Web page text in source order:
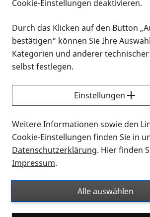
Vorlesen
Alle Infomaterialien in
Formaten an einem Ort
Sie möchten wissen, wie Sie nach
suchen und dieses bestellen bzw.
können? Schauen Sie sich die
Thema Infomaterial auf der PRO
für blinde und sehbehinderte
Auf dieser Seite finden Sie
Ort. Nutzen Sie den Formatfilter, um
nach Flyern und Broschüren, Audios
suchen. Die meisten Flyer und
Cookie-Einstellungen deaktivieren.
Durch das Klicken auf den Button
bestätigen“ können Sie Ihre
Kategorien und anderer technischer
selbst festlegen.
Einstellungen
Weitere Informationen sowie den
Cookie-Einstellungen finden Sie in
Datenschutzerklärung. Hier finden
Impressum.
Alle auswählen